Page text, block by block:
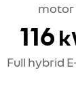
motor
116
Full hybrid